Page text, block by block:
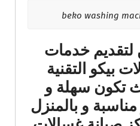
خدمات
بيكو التقنية
تكون سهلة و
و بالمنزل